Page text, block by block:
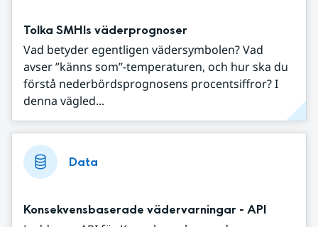
Tolka SMHIs väderprognoser
Vad betyder egentligen vädersymbolen? Vad
avser ”känns som”-temperaturen, och hur ska du
förstå nederbördsprognosens procentsiffror? I
denna vägled...
Data
Konsekvensbaserade vädervarningar - API